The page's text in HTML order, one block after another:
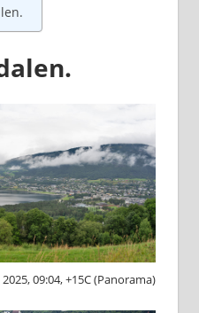
09:04, +15C (Panorama)